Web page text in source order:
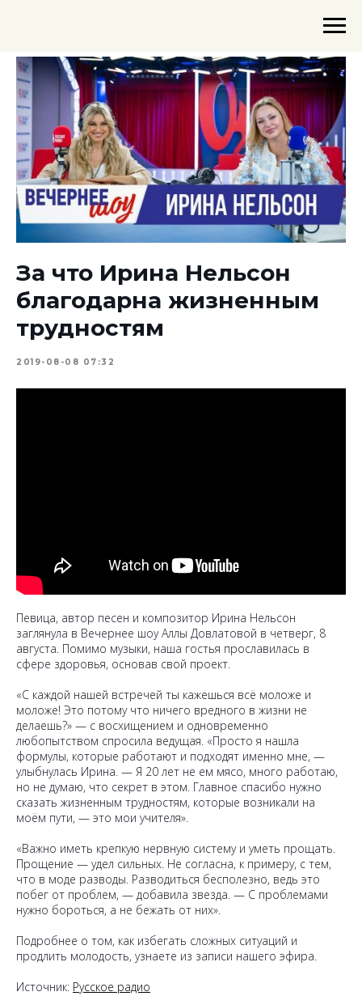
За что Ирина Нельсон
благодарна жизненным
трудностям
2019-08-08 07:32
Певица, автор песен и композитор Ирина Нельсон
заглянула в Вечернее шоу Аллы Довлатовой в четверг, 8
августа. Помимо музыки, наша гостья прославилась в
сфере здоровья, основав свой проект.
«С каждой нашей встречей ты кажешься всё моложе и
моложе! Это потому что ничего вредного в жизни не
делаешь?» — с восхищением и одновременно
любопытством спросила ведущая. «Просто я нашла
формулы, которые работают и подходят именно мне, —
улыбнулась Ирина. — Я 20 лет не ем мясо, много работаю,
но не думаю, что секрет в этом. Главное спасибо нужно
сказать жизненным трудностям, которые возникали на
моём пути, — это мои учителя».
«Важно иметь крепкую нервную систему и уметь прощать.
Прощение — удел сильных. Не согласна, к примеру, с тем,
что в моде разводы. Разводиться бесполезно, ведь это
побег от проблем, — добавила звезда. — С проблемами
нужно бороться, а не бежать от них».
Подробнее о том, как избегать сложных ситуаций и
продлить молодость, узнаете из записи нашего эфира.
Источник: Русское радио